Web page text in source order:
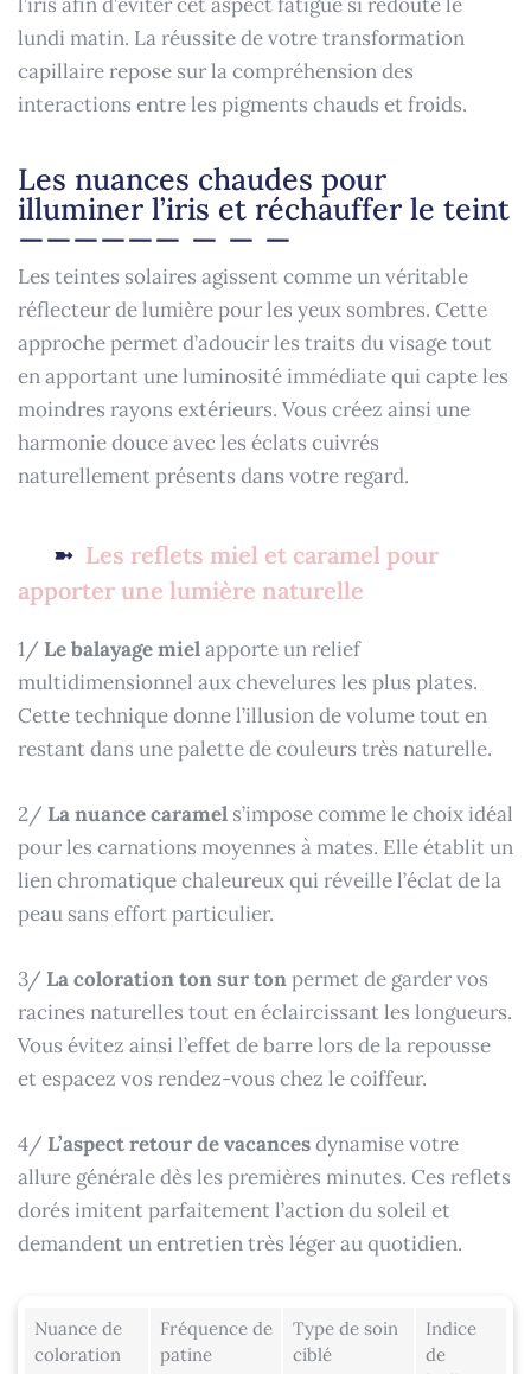
lundi matin. La réussite de votre transformation
capillaire repose sur la compréhension des
interactions entre les pigments chauds et froids.
Les nuances chaudes pour
illuminer l’iris et réchauffer le teint
Les teintes solaires agissent comme un véritable
réflecteur de lumière pour les yeux sombres. Cette
approche permet d’adoucir les traits du visage tout
en apportant une luminosité immédiate qui capte les
moindres rayons extérieurs. Vous créez ainsi une
harmonie douce avec les éclats cuivrés
naturellement présents dans votre regard.
Les reflets miel et caramel pour
apporter une lumière naturelle
1/ Le balayage mielapporte un relief
multidimensionnel aux chevelures les plus plates.
Cette technique donne l’illusion de volume tout en
restant dans une palette de couleurs très naturelle.
2/ La nuance caramel s’impose comme le choix idéal
pour les carnations moyennes à mates. Elle établit un
lien chromatique chaleureux qui réveille l’éclat de la
peau sans effort particulier.
3/ La coloration ton sur tonpermet de garder vos
racines naturelles tout en éclaircissant les longueurs.
Vous évitez ainsi l’effet de barre lors de la repousse
et espacez vos rendez-vous chez le coiffeur.
4/ L’aspect retour de vacancesdynamise votre
allure générale dès les premières minutes. Ces reflets
dorés imitent parfaitement l’action du soleil et
demandent un entretien très léger au quotidien.
Nuance de
coloration
Fréquence de
patine
Type de soin
ciblé
Indice
de